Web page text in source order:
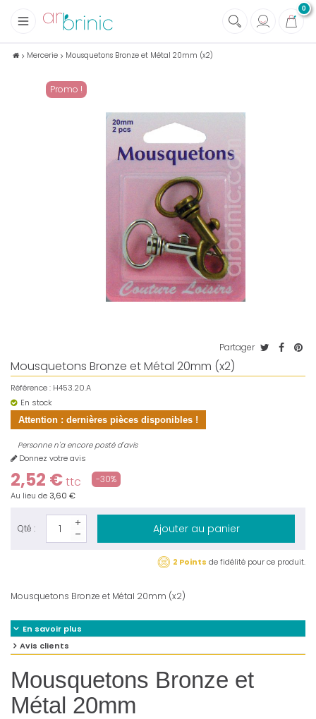
0
Tissus
Soins et Santé au naturel
Maison écologique
Mercerie Mousquetons Bronze et Métal 20mm (x2)
Promo !
Partager
Mousquetons Bronze et Métal 20mm (x2)
Référence : H453.20.A
En stock
Attention : dernières pièces disponibles !
Personne n'a encore posté d'avis
Donnez votre avis
2,52 €ttc -30%
Au lieu de 3,60 €
Qté : Ajouter au panier
2 Points de fidélité pour ce produit.
Mousquetons Bronze et Métal 20mm (x2)
En savoir plus
Avis clients
Mousquetons Bronze et
Métal 20mm